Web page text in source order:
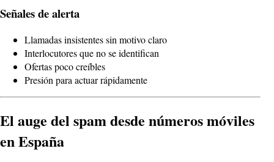
Señales de alerta
Llamadas insistentes sin motivo claro
Interlocutores que no se identifican
Ofertas poco creíbles
Presión para actuar rápidamente
El auge del spam desde números móviles
en España